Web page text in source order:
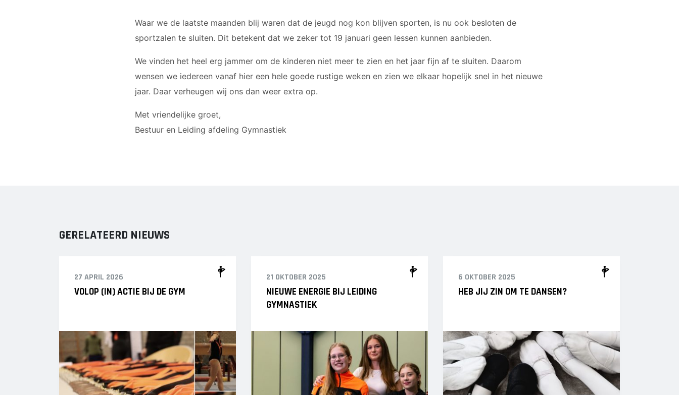
Waar we de laatste maanden blij waren dat de jeugd nog kon blijven sporten, is nu ook besloten de
sportzalen te sluiten. Dit betekent dat we zeker tot 19 januari geen lessen kunnen aanbieden.
We vinden het heel erg jammer om de kinderen niet meer te zien en het jaar fijn af te sluiten. Daarom
wensen we iedereen vanaf hier een hele goede rustige weken en zien we elkaar hopelijk snel in het nieuwe
jaar. Daar verheugen wij ons dan weer extra op.
Met vriendelijke groet,
Bestuur en Leiding afdeling Gymnastiek
GERELATEERD NIEUWS
27 APRIL 2026
VOLOP (IN) ACTIE BIJ DE GYM
21 OKTOBER 2025
NIEUWE ENERGIE BIJ LEIDING
GYMNASTIEK
6 OKTOBER 2025
HEB JIJ ZIN OM TE DANSEN?